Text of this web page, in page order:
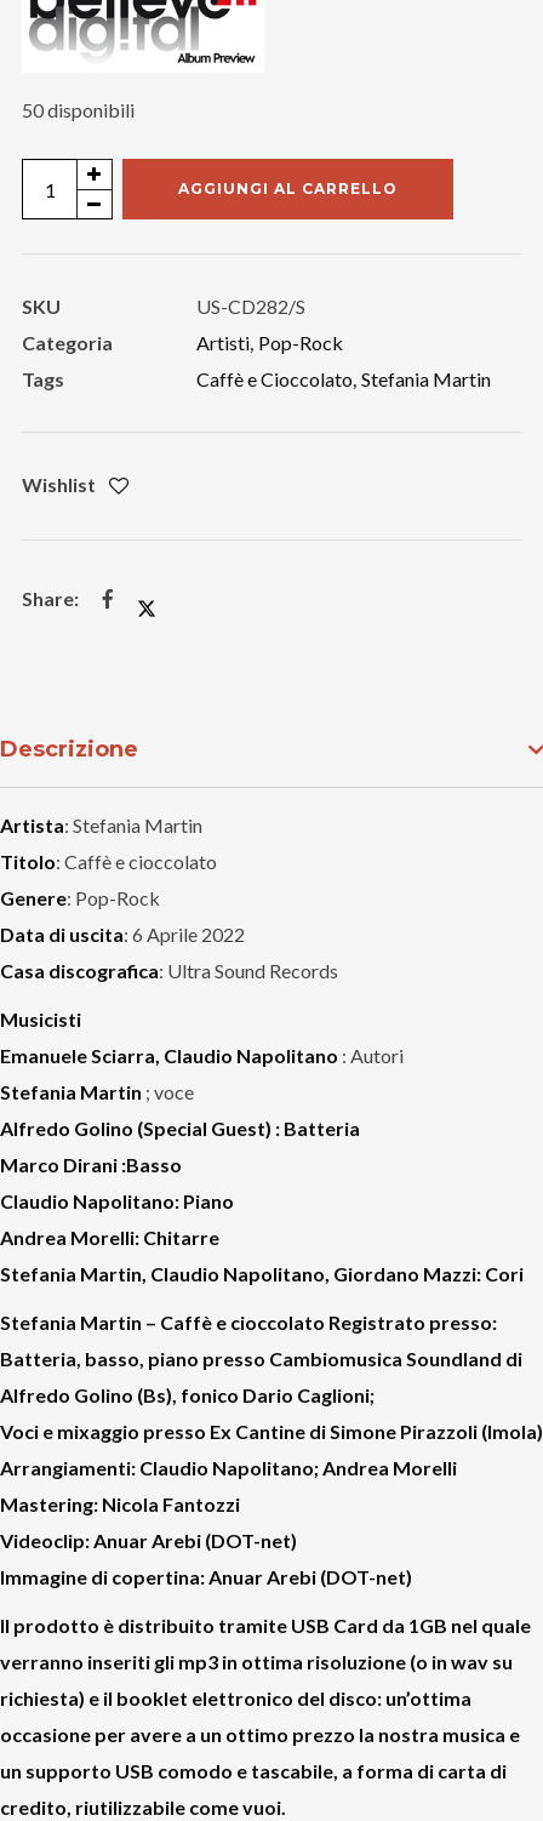
50 disponibili
Stefania
Caffè
cioccolato
quantità
AGGIUNGI AL CARRELLO
SKU
US-CD282/S
Categoria
Artisti, Pop-Rock
Tags
Caffè e Cioccolato, Stefania Martin
Wishlist
Descrizione
Artista: Stefania Martin
Titolo: Caffè e cioccolato
Genere: Pop-Rock
Data di uscita: 6 Aprile 2022
Casa discografica: Ultra Sound Records
Musicisti
Emanuele Sciarra, Claudio Napolitano : Autori
Stefania Martin ; voce
Alfredo Golino (Special Guest) : Batteria
Marco Dirani :Basso
Claudio Napolitano: Piano
Andrea Morelli: Chitarre
Stefania Martin, Claudio Napolitano, Giordano Mazzi: Cori
Stefania Martin – Caffè e cioccolato Registrato presso:
Batteria, basso, piano presso Cambiomusica Soundland di
Alfredo Golino (Bs), fonico Dario Caglioni;
Voci e mixaggio presso Ex Cantine di Simone Pirazzoli (Imola)
Arrangiamenti: Claudio Napolitano; Andrea Morelli
Mastering: Nicola Fantozzi
Videoclip: Anuar Arebi (DOT-net)
Immagine di copertina: Anuar Arebi (DOT-net)
Il prodotto è distribuito tramite USB Card da 1GB nel quale
verranno inseriti gli mp3 in ottima risoluzione (o in wav su
richiesta) e il booklet elettronico del disco: un’ottima
occasione per avere a un ottimo prezzo la nostra musica e
un supporto USB comodo e tascabile, a forma di carta di
credito, riutilizzabile come vuoi.